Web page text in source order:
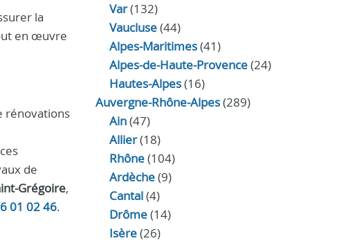
la
en œuvre
rénovations
de
Grégoire,
01 02 46.
Var(132)
Vaucluse(44)
Alpes-Maritimes(41)
Alpes-de-Haute-Provence(24)
Hautes-Alpes(16)
Auvergne-Rhône-Alpes(289)
Ain(47)
Allier(18)
Rhône(104)
Ardèche(9)
Cantal(4)
Drôme(14)
Isère(26)